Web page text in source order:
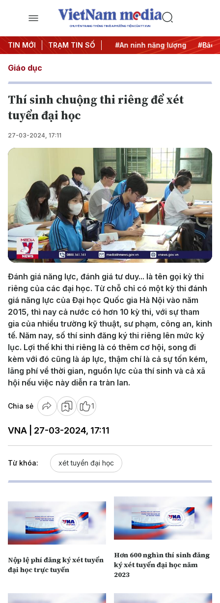
CHUYÊN TRANG THÔNG TIN ĐA PHƯƠNG TIỆN CỦA TTXVN
TIN MỚI TRẠM TIN SỐ
#Căng thẳng Trung Đông #An ninh năng lượng #Bảo
Giáo dục
Thí sinh chuộng thi riêng để xét
tuyển đại học
27-03-2024, 17:11
Play
Video
Đánh giá năng lực, đánh giá tư duy... là tên gọi kỳ thi
riêng của các đại học. Từ chỗ chỉ có một kỳ thi đánh
giá năng lực của Đại học Quốc gia Hà Nội vào năm
2015, thì nay cả nước có hơn 10 kỳ thi, với sự tham
gia của nhiều trường kỹ thuật, sư phạm, công an, kinh
tế. Năm nay, số thí sinh đăng ký thi riêng lên mức kỷ
lục. Lợi thế khi thi riêng là có thêm cơ hội, song đi
kèm với đó cũng là áp lực, thậm chí là cả sự tốn kém,
lãng phí về thời gian, nguồn lực của thí sinh và cả xã
hội nếu việc này diễn ra tràn lan.
Chia sẻ 1
VNA | 27-03-2024, 17:11
Từ khóa: xét tuyển đại học
Nộp lệ phí đăng ký xét tuyển
đại học trực tuyến
Hơn 600 nghìn thí sinh đăng
ký xét tuyển đại học năm
2023